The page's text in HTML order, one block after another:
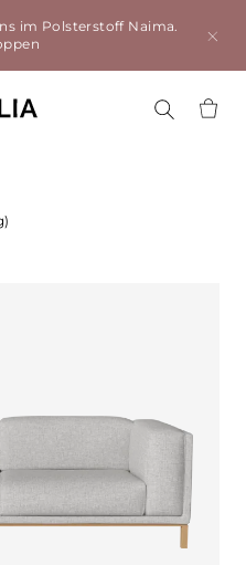
im Polsterstoff Naima.